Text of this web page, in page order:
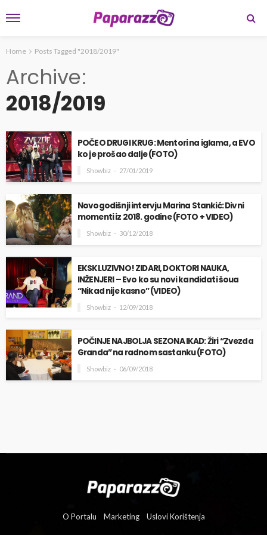
Home Posts Tagged "2018/2019"
Archive
2018/2019
POČEO DRUGI KRUG: Mentori na iglama, a EVO
ko je prošao dalje (FOTO)
Showbiz 27/01/2019
Novogodišnji intervju Marina Stankić: Divni
momenti iz 2018. godine (FOTO + VIDEO)
Showbiz 30/12/2018
EKSKLUZIVNO! ZIDARI, DOKTORI NAUKA,
INŽENJERI – Evo ko su novi kandidati šoua
“Nikad nije kasno” (VIDEO)
Showbiz 12/09/2018
POČINJE NAJBOLJA SEZONA IKAD: Žiri “Zvezda
Granda” na radnom sastanku (FOTO)
Showbiz 06/09/2018
O Portalu Marketing Uslovi Korištenja